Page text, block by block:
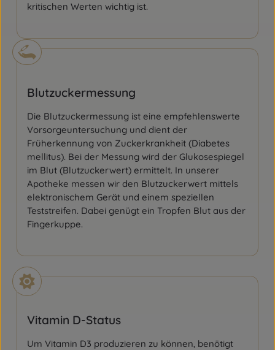
kritischen Werten wichtig ist.
Blutzuckermessung
Die Blutzuckermessung ist eine empfehlenswerte
Vorsorgeuntersuchung und dient der
Früherkennung von Zuckerkrankheit (Diabetes
mellitus). Bei der Messung wird der Glukosespiegel
im Blut (Blutzuckerwert) ermittelt. In unserer
Apotheke messen wir den Blutzuckerwert mittels
elektronischem Gerät und einem speziellen
Teststreifen. Dabei genügt ein Tropfen Blut aus der
Fingerkuppe.
Vitamin D-Status
Um Vitamin D3 produzieren zu können, benötigt